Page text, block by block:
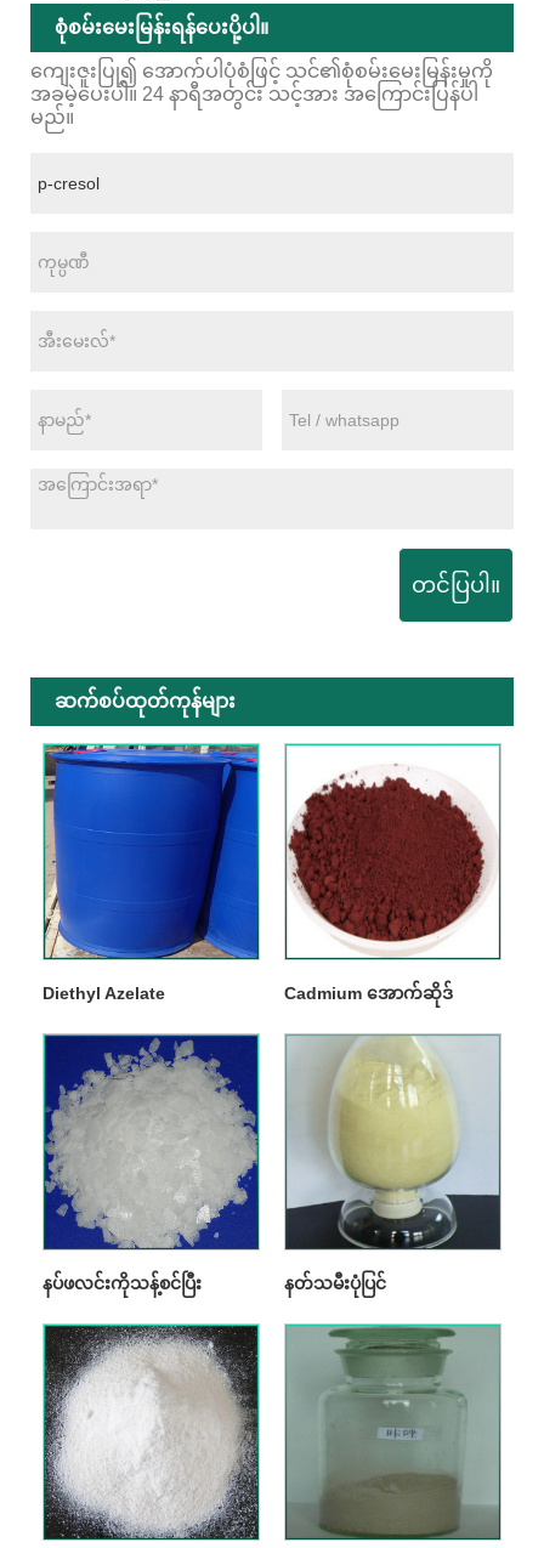
စုံစမ်းမေးမြန်းရန်ပေးပို့ပါ။
ကျေးဇူးပြု၍ အောက်ပါပုံစံဖြင့် သင်၏စုံစမ်းမေးမြန်းမှုကို
အခမဲ့ပေးပါ။ 24 နာရီအတွင်း သင့်အား အကြောင်းပြန်ပါ
မည်။
တင်ပြပါ။
ဆက်စပ်ထုတ်ကုန်များ
Diethyl Azelate Cadmium အောက်ဆိုဒ်
နပ်ဖလင်းကိုသန့်စင်ပြီး နတ်သမီးပုံပြင်